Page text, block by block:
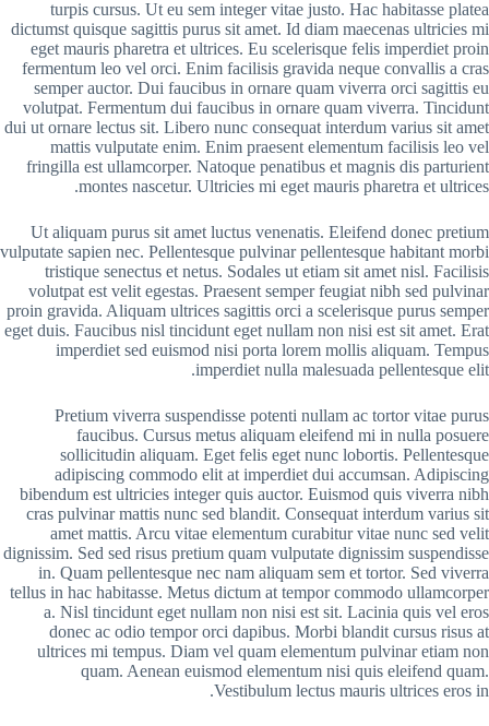
turpis cursus. Ut eu sem integer vitae justo. Hac habitasse platea
dictumst quisque sagittis purus sit amet. Id diam maecenas ultricies mi
eget mauris pharetra et ultrices. Eu scelerisque felis imperdiet proin
fermentum leo vel orci. Enim facilisis gravida neque convallis a cras
semper auctor. Dui faucibus in ornare quam viverra orci sagittis eu
volutpat. Fermentum dui faucibus in ornare quam viverra. Tincidunt
dui ut ornare lectus sit. Libero nunc consequat interdum varius sit amet
mattis vulputate enim. Enim praesent elementum facilisis leo vel
fringilla est ullamcorper. Natoque penatibus et magnis dis parturient
montes nascetur. Ultricies mi eget mauris pharetra et ultrices.
Ut aliquam purus sit amet luctus venenatis. Eleifend donec pretium
vulputate sapien nec. Pellentesque pulvinar pellentesque habitant morbi
tristique senectus et netus. Sodales ut etiam sit amet nisl. Facilisis
volutpat est velit egestas. Praesent semper feugiat nibh sed pulvinar
proin gravida. Aliquam ultrices sagittis orci a scelerisque purus semper
eget duis. Faucibus nisl tincidunt eget nullam non nisi est sit amet. Erat
imperdiet sed euismod nisi porta lorem mollis aliquam. Tempus
imperdiet nulla malesuada pellentesque elit.
Pretium viverra suspendisse potenti nullam ac tortor vitae purus
faucibus. Cursus metus aliquam eleifend mi in nulla posuere
sollicitudin aliquam. Eget felis eget nunc lobortis. Pellentesque
adipiscing commodo elit at imperdiet dui accumsan. Adipiscing
bibendum est ultricies integer quis auctor. Euismod quis viverra nibh
cras pulvinar mattis nunc sed blandit. Consequat interdum varius sit
amet mattis. Arcu vitae elementum curabitur vitae nunc sed velit
dignissim. Sed sed risus pretium quam vulputate dignissim suspendisse
in. Quam pellentesque nec nam aliquam sem et tortor. Sed viverra
tellus in hac habitasse. Metus dictum at tempor commodo ullamcorper
a. Nisl tincidunt eget nullam non nisi est sit. Lacinia quis vel eros
donec ac odio tempor orci dapibus. Morbi blandit cursus risus at
ultrices mi tempus. Diam vel quam elementum pulvinar etiam non
quam. Aenean euismod elementum nisi quis eleifend quam.
Vestibulum lectus mauris ultrices eros in.